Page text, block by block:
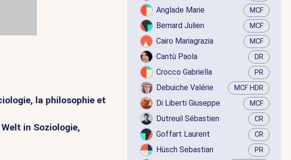
la philosophie et
in Soziologie,
Anglade Marie MCF
Bernard Julien MCF
Cairo Mariagrazia MCF
Cantù Paola DR
Crocco Gabriella PR
Debuiche Valérie MCF HDR
Di Liberti Giuseppe MCF
Dutreuil Sébastien CR
Goffart Laurent CR
Hüsch Sebastian PR